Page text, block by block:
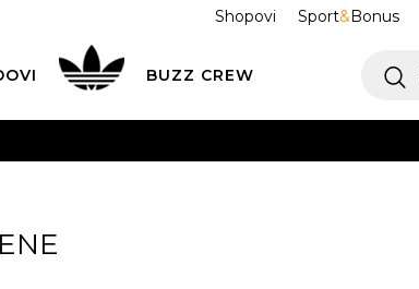
Shopovi Sport&Bonus
BUZZ CREW